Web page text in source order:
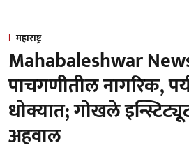
महाराष्ट्र
Mahabaleshwar
पाचगणीतील नागरिक,
धोक्यात; गोखले
अहवाल